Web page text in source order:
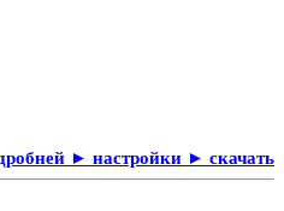
► настройки ► скачать